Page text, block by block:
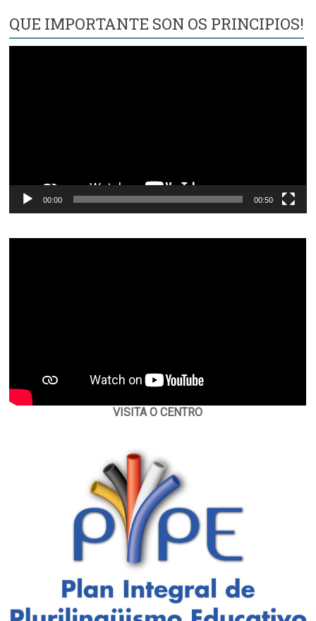
QUE IMPORTANTE SON OS PRINCIPIOS!
00:00 00:50
VISITA O CENTRO